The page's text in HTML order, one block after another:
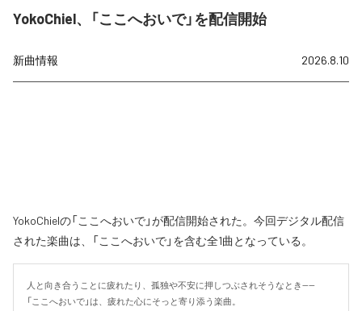
YokoChiel、「ここへおいで」を配信開始
新曲情報 2026.8.10
YokoChielの「ここへおいで」が配信開始された。今回デジタル配信
された楽曲は、「ここへおいで」を含む全1曲となっている。
人と向き合うことに疲れたり、孤独や不安に押しつぶされそうなとき——
「ここへおいで」は、疲れた心にそっと寄り添う楽曲。